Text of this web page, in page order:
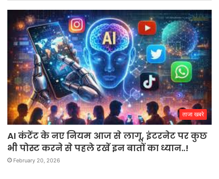
ताजा खबरे
AI कंटेंट के नए नियम आज से लागू, इंटरनेट पर कुछ
भी पोस्ट करने से पहले रखें इन बातों का ध्यान..!
February 20, 2026